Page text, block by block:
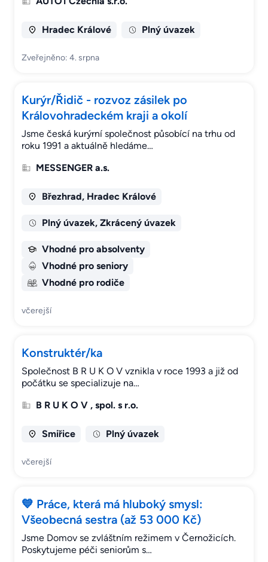
Hradec Králové Plný úvazek
Zveřejněno: 4. srpna
Kurýr/Řidič - rozvoz zásilek po
Královohradeckém kraji a okolí
Jsme česká kurýrní společnost působící na trhu od
roku 1991 a aktuálně hledáme…
MESSENGER a.s.
Březhrad, Hradec Králové
Plný úvazek, Zkrácený úvazek
Vhodné pro absolventy
Vhodné pro seniory
Vhodné pro rodiče
včerejší
Konstruktér/ka
Společnost B R U K O V vznikla v roce 1993 a již od
počátku se specializuje na…
B R U K O V , spol. s r.o.
Smiřice Plný úvazek
včerejší
💙 Práce, která má hluboký smysl:
Všeobecná sestra (až 53 000 Kč)
Jsme Domov se zvláštním režimem v Černožicích.
Poskytujeme péči seniorům s…